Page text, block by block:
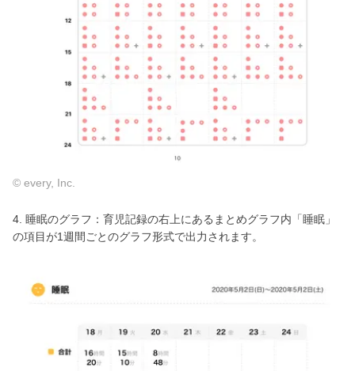
© every, Inc.
4. 睡眠のグラフ：育児記録の右上にあるまとめグラフ内「睡眠」
の項目が1週間ごとのグラフ形式で出力されます。